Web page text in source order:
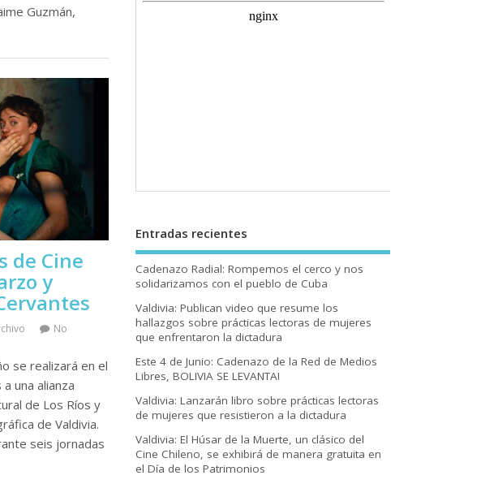
Guzmán,
de Cine
y
No
se realizará en el
una alianza
de Los Ríos y
de Valdivia.
seis jornadas
Entradas recientes
Cadenazo Radial: Rompemos el cerco y nos
solidarizamos con el pueblo de Cuba
Valdivia: Publican video que resume los
hallazgos sobre prácticas lectoras de mujeres
que enfrentaron la dictadura
Este 4 de Junio: Cadenazo de la Red de Medios
Libres, BOLIVIA SE LEVANTA!
Valdivia: Lanzarán libro sobre prácticas lectoras
de mujeres que resistieron a la dictadura
Valdivia: El Húsar de la Muerte, un clásico del
Cine Chileno, se exhibirá de manera gratuita en
el Día de los Patrimonios